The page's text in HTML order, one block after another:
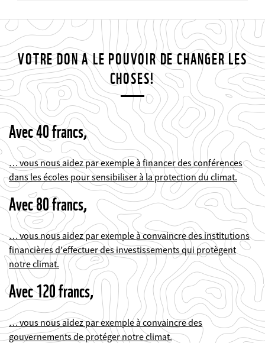
VOTRE DON A LE POUVOIR DE CHANGER LES
CHOSES!
Avec 40 francs,
… vous nous aidez par exemple à financer des conférences
dans les écoles pour sensibiliser à la protection du climat.
Avec 80 francs,
… vous nous aidez par exemple à convaincre des institutions
financières d'effectuer des investissements qui protègent
notre climat.
Avec 120 francs,
… vous nous aidez par exemple à convaincre des
gouvernements de protéger notre climat.